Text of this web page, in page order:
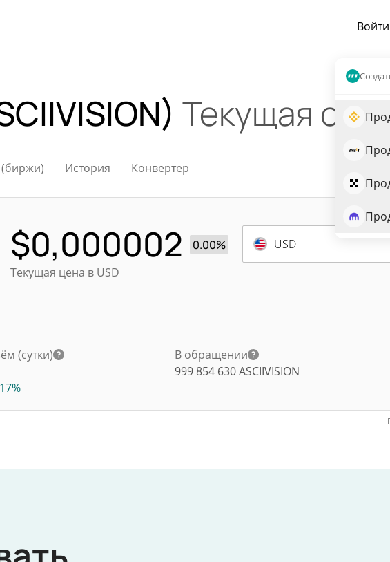
Войти
Текущая
История Конвертер
$0,000002
0.00%
Текущая цена в USD
USD
(сутки)
В обращении
999 854 630ASCIIVISION